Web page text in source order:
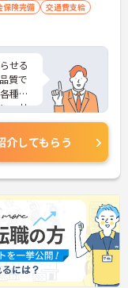
い環
フも
ド連
レク
ケアを
声を
を周
る職
、育
法令よ
つの
保険完備
交通費支給
せる
質で
種研
、社
アの
定レ
。ま
材を
に人
たれ
しい
介してもらう